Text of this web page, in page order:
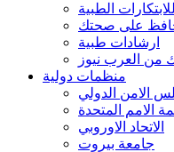
الطبية
على صحتك
ارشادات طبية
من العرب نيوز
منظمات دولية
الامن الدولي
الامم المتحدة
الاتحاد الاوروبي
جامعة بيروت